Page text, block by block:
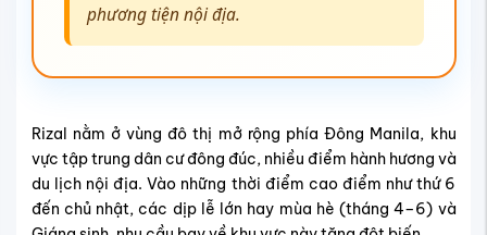
phương tiện nội địa.
Rizal nằm ở vùng đô thị mở rộng phía Đông Manila, khu
vực tập trung dân cư đông đúc, nhiều điểm hành hương và
du lịch nội địa. Vào những thời điểm cao điểm như thứ 6
đến chủ nhật, các dịp lễ lớn hay mùa hè (tháng 4–6) và